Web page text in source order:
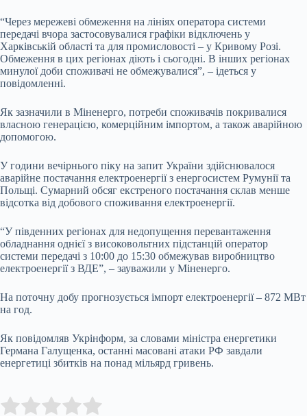
“Через мережеві обмеження на лініях оператора системи
передачі вчора застосовувалися графіки відключень у
Харківській області та для промисловості – у Кривому Розі.
Обмеження в цих регіонах діють і сьогодні. В інших регіонах
минулої доби споживачі не обмежувалися”, – ідеться у
повідомленні.
Як зазначили в Міненерго, потреби споживачів покривалися
власною генерацією, комерційним імпортом, а також аварійною
допомогою.
У години вечірнього піку на запит України здійснювалося
аварійне постачання електроенергії з енергосистем Румунії та
Польщі. Сумарний обсяг екстреного постачання склав менше
відсотка від добового споживання електроенергії.
“У південних регіонах для недопущення перевантаження
обладнання однієї з високовольтних підстанцій оператор
системи передачі з 10:00 до 15:30 обмежував виробництво
електроенергії з ВДЕ”, – зауважили у Міненерго.
На поточну добу прогнозується імпорт електроенергії – 872 МВт
на год.
Як повідомляв Укрінформ, за словами міністра енергетики
Германа Галущенка, останні масовані атаки РФ завдали
енергетиці збитків на понад мільярд гривень.
Rate this item: